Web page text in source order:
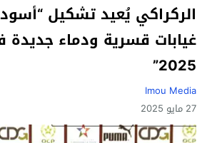
الركراكي يُعيد تشكيل
غيابات قسرية ودماء
2025”
Imou Media
27 مايو 2025